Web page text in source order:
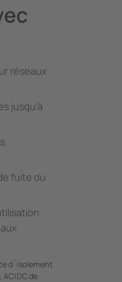
réseaux
jusqu'à
fuite du
d´isolement
DC de